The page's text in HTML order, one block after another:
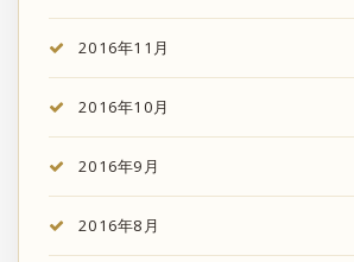
2016年11月
2016年10月
2016年9月
2016年8月